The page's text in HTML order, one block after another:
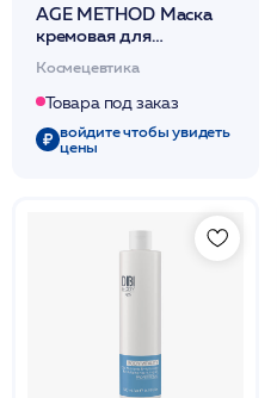
AGE METHOD Маска
кремовая для
/DIBI
Космецевтика
Товара под заказ
войдите чтобы увидеть
цены